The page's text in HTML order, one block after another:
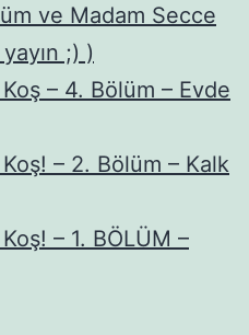
ve Madam Secce
;) )
– 4. Bölüm – Evde
– 2. Bölüm – Kalk
– 1. BÖLÜM –